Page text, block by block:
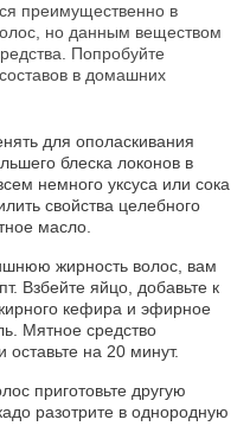
преимущественно в
но данным веществом
Попробуйте
в домашних
для ополаскивания
блеска локонов в
немного уксуса или сока
свойства целебного
масло.
жирность волос, вам
Взбейте яйцо, добавьте к
кефира и эфирное
Мятное средство
на 20 минут.
приготовьте другую
разотрите в однородную